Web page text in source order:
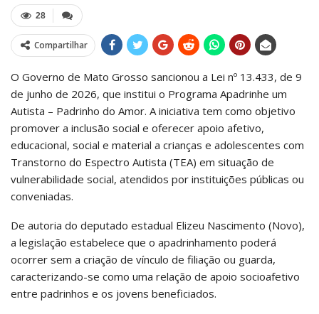
28
Compartilhar
O Governo de Mato Grosso sancionou a Lei nº 13.433, de 9
de junho de 2026, que institui o Programa Apadrinhe um
Autista – Padrinho do Amor. A iniciativa tem como objetivo
promover a inclusão social e oferecer apoio afetivo,
educacional, social e material a crianças e adolescentes com
Transtorno do Espectro Autista (TEA) em situação de
vulnerabilidade social, atendidos por instituições públicas ou
conveniadas.
De autoria do deputado estadual Elizeu Nascimento (Novo),
a legislação estabelece que o apadrinhamento poderá
ocorrer sem a criação de vínculo de filiação ou guarda,
caracterizando-se como uma relação de apoio socioafetivo
entre padrinhos e os jovens beneficiados.